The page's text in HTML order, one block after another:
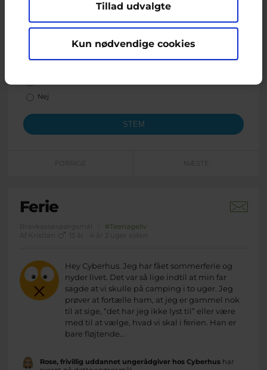
Tillad udvalgte
Kun nødvendige cookies
Afstemning
Har du selv været med til at mobbe nogen?
Nej
FORRIGE NÆSTE
Ferie
Brevkassespørgsmål
#Teenageliv
Af Kristian
15 år · 4 år 2 uger siden
Hey Cyberhus. Jeg har fået sommerferie og
nyder livet. Det var så lige indtil at min far
sagde at vi skulle på camping i to uger. Jeg
prøver at fortælle ham, at jeg er gammel nok
til at sige, “det har jeg ikke lyst til” eller være
med til at vælge, hvad vi skal i ferien. Han er
bare fløjtende...
Rose, frivillig uddannet ungerådgiver hos Cyberhushar